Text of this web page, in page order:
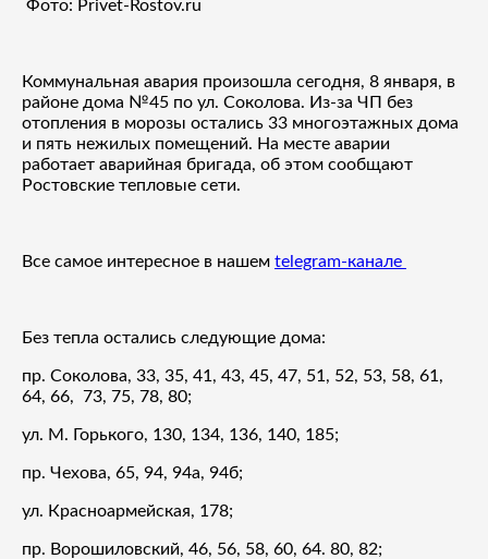
Фото: Privet-Rostov.ru
Коммунальная авария произошла сегодня, 8 января, в
районе дома №45 по ул. Соколова. Из-за ЧП без
отопления в морозы остались 33 многоэтажных дома
и пять нежилых помещений. На месте аварии
работает аварийная бригада, об этом сообщают
Ростовские тепловые сети.
Все самое интересное в нашем telegram-канале
Без тепла остались следующие дома:
пр. Соколова, 33, 35, 41, 43, 45, 47, 51, 52, 53, 58, 61,
64, 66, 73, 75, 78, 80;
ул. М. Горького, 130, 134, 136, 140, 185;
пр. Чехова, 65, 94, 94а, 94б;
ул. Красноармейская, 178;
пр. Ворошиловский, 46, 56, 58, 60, 64. 80, 82;